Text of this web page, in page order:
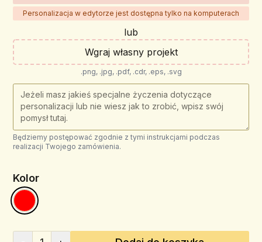
Personalizacja w edytorze jest dostępna tylko na komputerach
lub
Wgraj własny projekt
.png, .jpg, .pdf, .cdr, .eps, .svg
Będziemy postępować zgodnie z tymi instrukcjami podczas
realizacji Twojego zamówienia.
Kolor